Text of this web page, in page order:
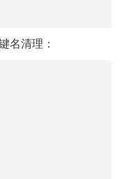
名清理：